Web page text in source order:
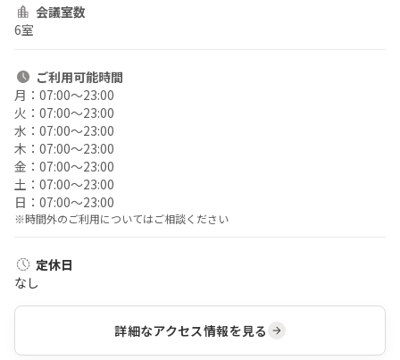
会議室数
6室
ご利用可能時間
月： 07:00〜23:00
火： 07:00〜23:00
水： 07:00〜23:00
木： 07:00〜23:00
金： 07:00〜23:00
土： 07:00〜23:00
日： 07:00〜23:00
※時間外のご利用についてはご相談ください
定休日
なし
詳細なアクセス情報を見る